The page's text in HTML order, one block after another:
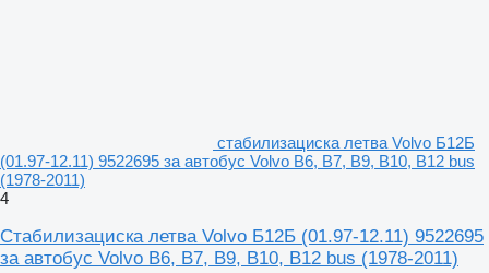
стабилизациска летва Volvo Б12Б
(01.97-12.11) 9522695 за автобус Volvo B6, B7, B9, B10, B12 bus
(1978-2011)
4
Стабилизациска летва Volvo Б12Б (01.97-12.11) 9522695
за автобус Volvo B6, B7, B9, B10, B12 bus (1978-2011)